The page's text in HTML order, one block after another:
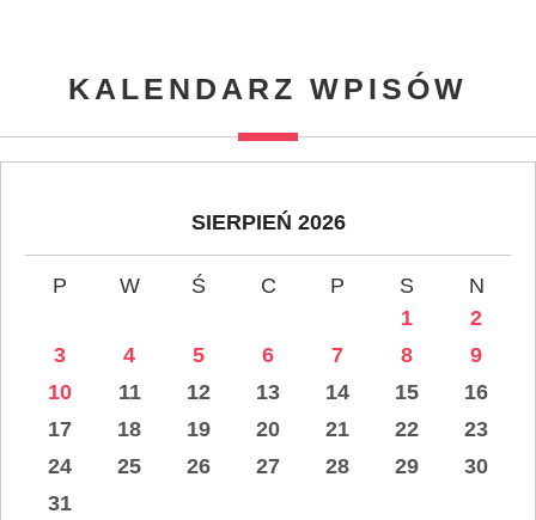
KALENDARZ WPISÓW
SIERPIEŃ 2026
P W Ś C P S
N
1
2
3
4 5 6 7 8
9
10
11 12 13 14 15
16
17
18 19 20 21 22
23
24
25 26 27 28 29
30
31